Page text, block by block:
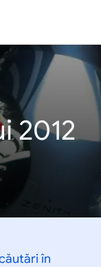
2012
în